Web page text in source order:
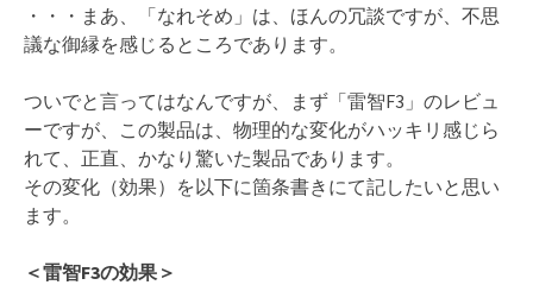
・・・まあ、「なれそめ」は、ほんの冗談ですが、不思
議な御縁を感じるところであります。
ついでと言ってはなんですが、まず「雷智F3」のレビュ
ーですが、この製品は、物理的な変化がハッキリ感じら
れて、正直、かなり驚いた製品であります。
その変化（効果）を以下に箇条書きにて記したいと思い
ます。
＜雷智F3の効果＞